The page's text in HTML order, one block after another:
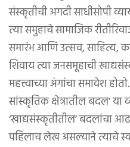
संस्कृतीची अगदी साधीसोपी
त्या समुहाचे सामाजिक
समारंभ आणि उत्सव, साहित्य,
शिवाय त्या जनसमूहाची
महत्त्वाच्या अंगांचा समावेश
सांस्कृतिक क्षेत्रातील बदल’ या
‘खाद्यसंस्कृतीतील’ बदलांचा
पहिलाच लेख असल्याने त्याचे